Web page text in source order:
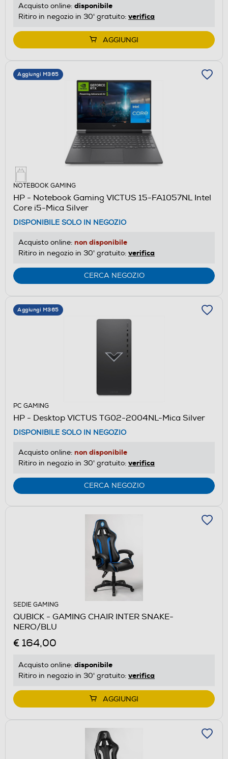
Acquisto online: disponibile
Ritiro in negozio in 30' gratuito: verifica
AGGIUNGI
Aggiungi M365
NOTEBOOK GAMING
HP - Notebook Gaming VICTUS 15-FA1057NL Intel
Core i5-Mica Silver
DISPONIBILE SOLO IN NEGOZIO
Acquisto online: non disponibile
Ritiro in negozio in 30' gratuito: verifica
CERCA NEGOZIO
Aggiungi M365
PC GAMING
HP - Desktop VICTUS TG02-2004NL-Mica Silver
DISPONIBILE SOLO IN NEGOZIO
Acquisto online: non disponibile
Ritiro in negozio in 30' gratuito: verifica
CERCA NEGOZIO
SEDIE GAMING
QUBICK - GAMING CHAIR INTER SNAKE-
NERO/BLU
€ 164,00
Acquisto online: disponibile
Ritiro in negozio in 30' gratuito: verifica
AGGIUNGI